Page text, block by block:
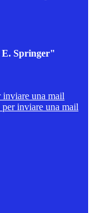
E. Springer"
una mail
inviare una mail